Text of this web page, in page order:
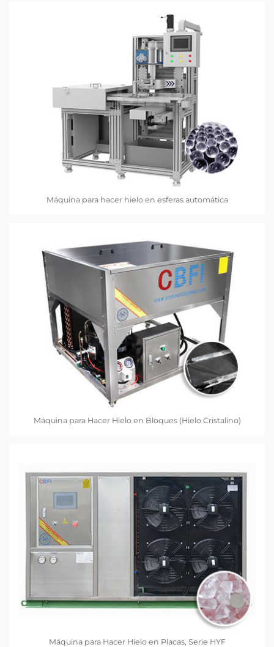
Máquina para hacer hielo en esferas automática
Máquina para Hacer Hielo en Bloques (Hielo Cristalino)
Máquina para Hacer Hielo en Placas, Serie HYF